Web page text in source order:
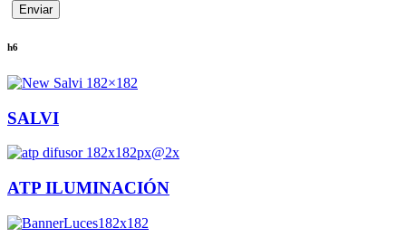
h6
SALVI
ATP ILUMINACIÓN